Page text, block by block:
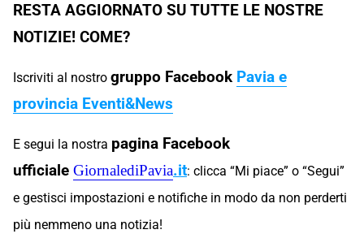
RESTA AGGIORNATO SU TUTTE LE NOSTRE
NOTIZIE! COME?
Iscriviti al nostro gruppo Facebook Pavia e
provincia Eventi&News
E segui la nostra pagina Facebook
ufficiale GiornalediPavia.it: clicca “Mi piace” o “Segui”
e gestisci impostazioni e notifiche in modo da non perderti
più nemmeno una notizia!